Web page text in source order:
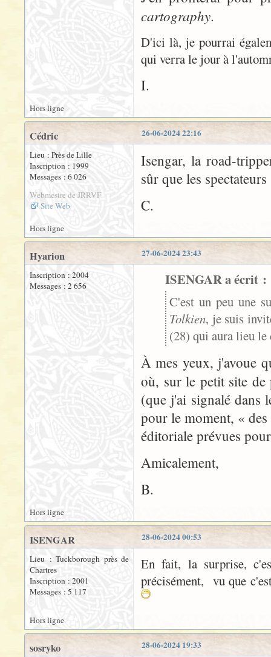
cartography.
D'ici là, je pourrai
qui verra le jour à
I.
Hors ligne
26-06-2024 22:16
Cédric
Lieu : Près de Lille
Inscription : 1999
Messages : 6 026
Webmestre de JRRVF
Site Web
Isengar, la road-
sûr que les
C.
Hors ligne
27-06-2024 23:43
Hyarion
Inscription : 2004
Messages : 2 656
ISENGAR a écrit :
C'est un peu une
Tolkien, je suis
(28) qui aura lieu le
À mes yeux, j'avoue
où, sur le petit site
(que j'ai signalé dans
pour le moment, « des
éditoriale prévues
Amicalement,
B.
Hors ligne
28-06-2024 00:53
ISENGAR
Lieu : Tuckborough près de
Chartres
Inscription : 2001
Messages : 5 117
En fait, la surprise,
précisément, vu que
Hors ligne
28-06-2024 19:33
sosryko